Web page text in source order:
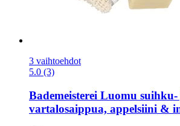
3 vaihtoehdot
5.0 (3)
Bademeisterei Luomu suihku-​
vartalosaippua, appelsiini &